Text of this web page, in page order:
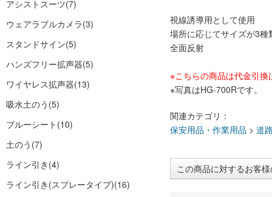
アシストスーツ(7)
ウェアラブルカメラ(3)
スタンドサイン(5)
ハンズフリー拡声器(5)
ワイヤレス拡声器(13)
吸水土のう (5)
ブルーシート (10)
土のう (7)
ライン引き (4)
ライン引き(スプレータイプ)(16)
視線誘導用として使用
場所に応じてサイズが3種
全面反射
※こちらの商品は代金引
※写真はHG-700Rです。
関連カテゴリ：
保安用品・作業用品 > 道
この商品に対するお客